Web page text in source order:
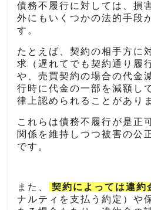
債務不履行に対しては、損
外にもいくつかの法的手段
す。
たとえば、契約の相手方に
求（遅れてでも契約通り履
や、売買契約の場合の代金
行時に代金の一部を減額し
律上認められることがあり
これらは債務不履行が是正
関係を維持しつつ被害の公
です。
また、 契約によっては違約
ナルティを支払う約定）や